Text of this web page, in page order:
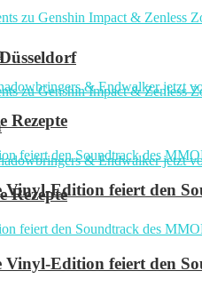
Rezepte
Edition feiert den
Rezepte
Edition feiert den